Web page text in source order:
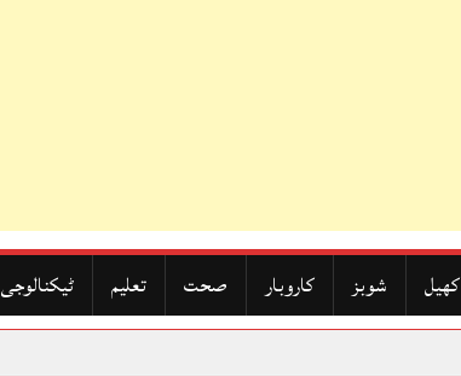
کھیل شوبز کاروبار صحت تعلیم ٹیکنالوجی